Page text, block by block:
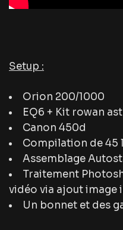
Setup :
Orion 200/1000
EQ6 + Kit rowan
Canon 450d
Compilation de 45
Assemblage
Traitement
vidéo via ajout image
Un bonnet et des